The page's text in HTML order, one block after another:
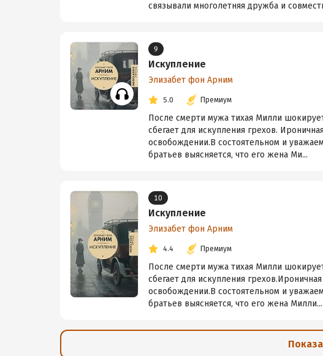
связывали многолетняя дружба и
9
Искупление
Элизабет фон Арним
5.0 Премиум
После смерти мужа тихая Милли
сбегает для искупления грехов.
освобождении.В состоятельном и
братьев выясняется, что его жена Ми...
10
Искупление
Элизабет фон Арним
4.4 Премиум
После смерти мужа тихая Милли
сбегает для искупления
освобождении.В состоятельном и
братьев выясняется, что его жена Милли...